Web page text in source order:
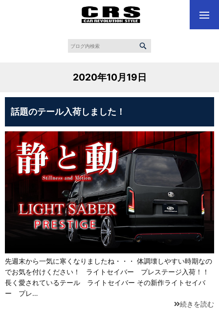
2020年10月19日
話題のテール入荷しました！
先週末から一気に寒くなりましたね・・・ 体調壊しやすい時期なの
でお気を付けください！ ライトセイバー プレステージ入荷！！
長く愛されているテール ライトセイバー その新作ライトセイバ
ー プレ…
続きを読む